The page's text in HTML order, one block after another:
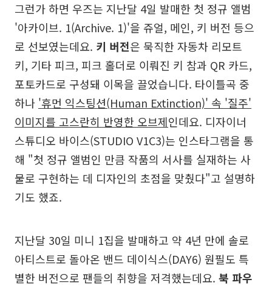
그런가 하면 우즈는 지난달 4일 발매한 첫 정규 앨범
'아카이브. 1(Archive. 1)'을 쥬얼, 메인, 키 버전 등으
로 선보였는데요. 키 버전은 묵직한 자동차 리모트
키, 기타 피크, 피크 홀더로 이뤄진 키 참과 QR 카드,
포토카드로 구성돼 이목을 끌었습니다. 타이틀곡 중
하나 '휴먼 익스팅션(Human Extinction)' 속 '질주'
이미지를 고스란히 반영한 오브제인데요. 디자이너
스튜디오 바이스(STUDIO V1C3)는 인스타그램을 통
해 "첫 정규 앨범인 만큼 작품의 서사를 실재하는 사
물로 구현하는 데 디자인의 초점을 맞췄다"고 설명하
기도 했죠.
지난달 30일 미니 1집을 발매하고 약 4년 만에 솔로
아티스트로 돌아온 밴드 데이식스(DAY6) 원필도 특
별한 버전으로 팬들의 취향을 저격했는데요. 북 파우